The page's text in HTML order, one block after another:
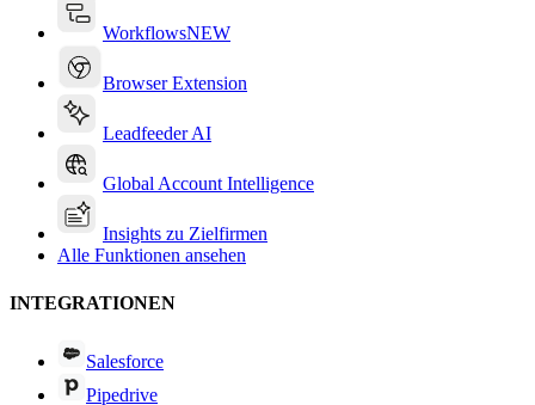
WorkflowsNEW
Browser Extension
Leadfeeder AI
Global Account Intelligence
Insights zu Zielfirmen
Alle Funktionen ansehen
INTEGRATIONEN
Salesforce
Pipedrive